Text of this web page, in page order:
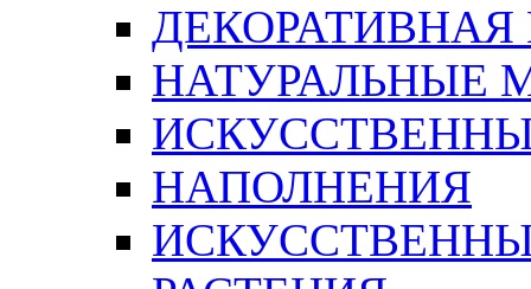
ДЕКОРАТИВНАЯ
НАТУРАЛЬНЫЕ
НАПОЛНЕНИЯ